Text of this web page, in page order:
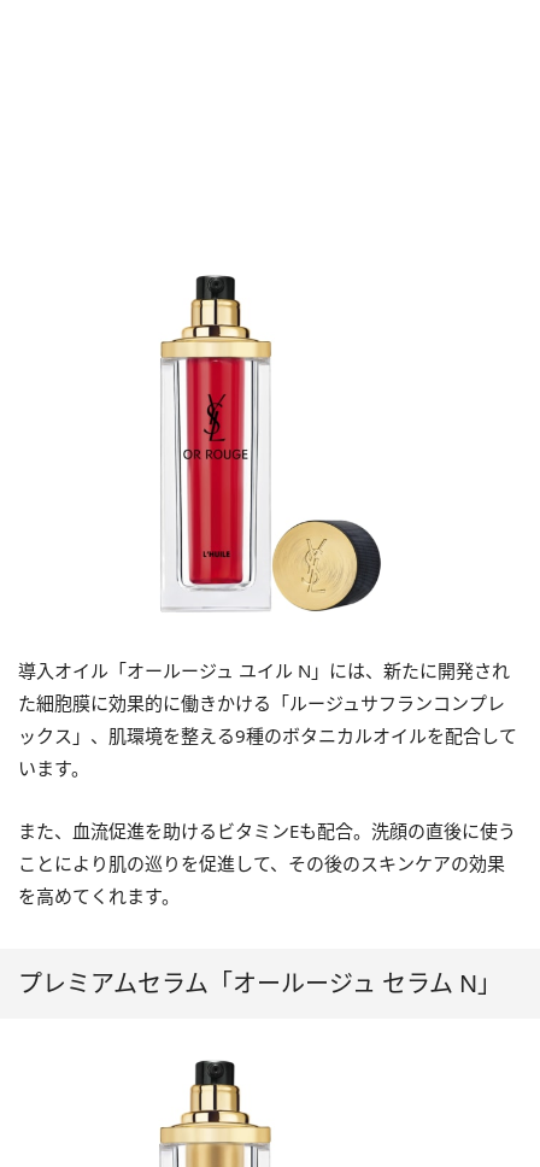
導入オイル「オールージュ ユイル N」には、新たに開発され
た細胞膜に効果的に働きかける「ルージュサフランコンプレ
ックス」、肌環境を整える9種のボタニカルオイルを配合して
います。
また、血流促進を助けるビタミンEも配合。洗顔の直後に使う
ことにより肌の巡りを促進して、その後のスキンケアの効果
を高めてくれます。
プレミアムセラム「オールージュ セラム N」